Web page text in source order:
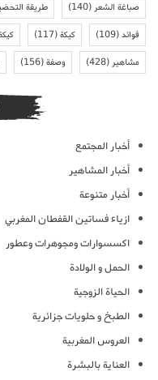
صباغة الشعر(140) طريقة
فوائد(109) كيكة(117)
مشاهير(428) وصفة(156)
أخبار المجتمع
أخبار المشاهير
أخبار متنوعة
ازياء فساتين القفطان المغربي
اكسسوارات ومجوهرات وعطور
الحمل و الولادة
الحياة الزوجية
الطبخ و حلويات جزائرية
العروس المغربية
العناية بالبشرة